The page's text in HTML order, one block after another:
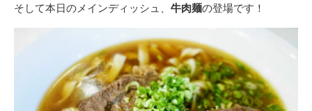
そして本日のメインディッシュ、 牛肉麺の登場です！